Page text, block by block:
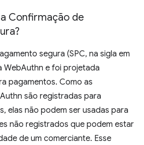
Confirmação de
segura (SPC, na sigla em
WebAuthn e foi projetada
pagamentos. Como as
são registradas para
elas não podem ser usadas para
não registrados que podem estar
de um comerciante. Esse